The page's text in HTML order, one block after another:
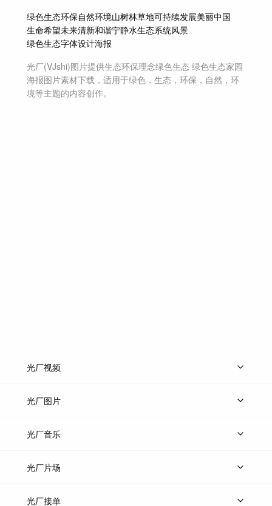
绿色生态环保自然环境山树林草地可持续发展美丽中国
生命希望未来清新和谐宁静水生态系统风景
绿色生态字体设计海报
光厂(VJshi)图片提供生态环保理念绿色生态 绿色生态家园
海报图片素材下载，适用于绿色，生态，环保，自然，环
境等主题的内容创作。
光厂视频
上传视频
光厂图片
上传图片
光厂音乐
热门音乐
光厂片场
上传案例
光厂接单